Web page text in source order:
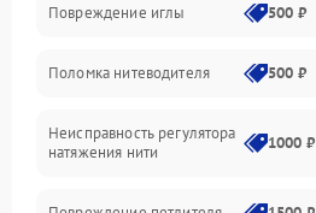
Подача ткани
Игловодитель и механизмы
Ножи и обрезка
Шпульки, нити и заправка
Повреждение иглы 500 ₽
Поломка нитеводителя 500 ₽
Неисправность регулятора
натяжения нити
1000 ₽